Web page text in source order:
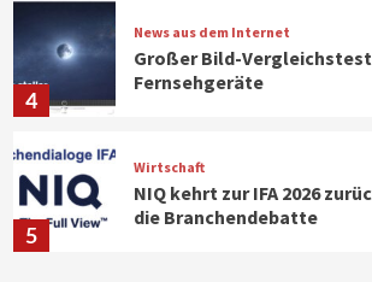
4
News aus dem Internet
Großer Bild-
Fernsehgeräte
5
Wirtschaft
NIQ kehrt zur IFA 2026
die Branchendebatte